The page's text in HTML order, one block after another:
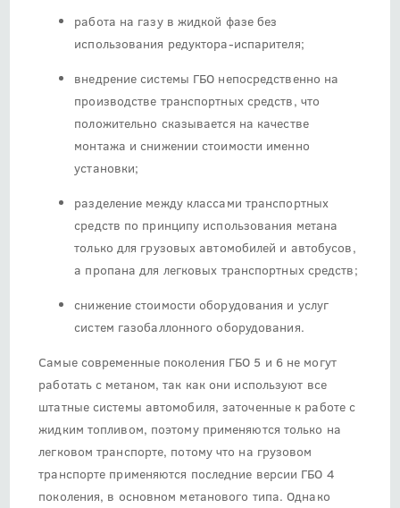
работа на газу в жидкой фазе без
использования редуктора-испарителя;
внедрение системы ГБО непосредственно на
производстве транспортных средств, что
положительно сказывается на качестве
монтажа и снижении стоимости именно
установки;
разделение между классами транспортных
средств по принципу использования метана
только для грузовых автомобилей и автобусов,
а пропана для легковых транспортных средств;
снижение стоимости оборудования и услуг
систем газобаллонного оборудования.
Самые современные поколения ГБО 5 и 6 не могут
работать с метаном, так как они используют все
штатные системы автомобиля, заточенные к работе с
жидким топливом, поэтому применяются только на
легковом транспорте, потому что на грузовом
транспорте применяются последние версии ГБО 4
поколения, в основном метанового типа. Однако